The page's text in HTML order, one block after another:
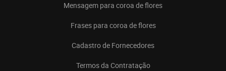
Mensagem para coroa de flores
Frases para coroa de flores
Cadastro de Fornecedores
Termos da Contratação